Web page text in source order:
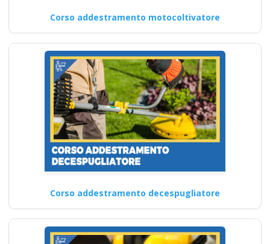
Corso addestramento motocoltivatore
Corso addestramento decespugliatore